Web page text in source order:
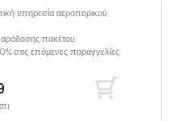
υπηρεσία αεροπορικού
πακέτου
στις επόμενες παραγγελίες